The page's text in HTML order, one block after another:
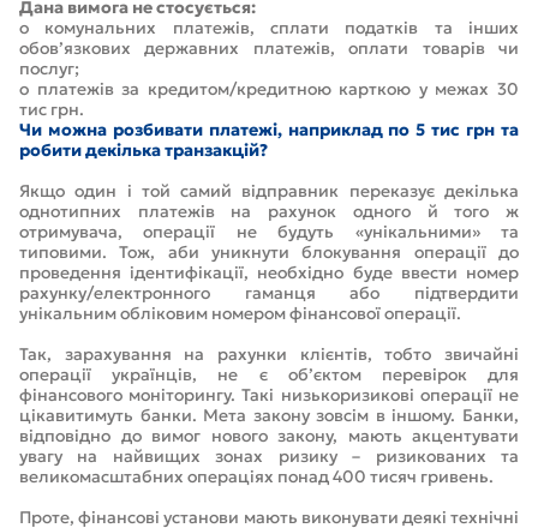
Дана вимога не стосується:
o комунальних платежів, сплати податків та інших
обов’язкових державних платежів, оплати товарів чи
послуг;
o платежів за кредитом/кредитною карткою у межах 30
тис грн.
Чи можна розбивати платежі, наприклад по 5 тис грн та
робити декілька транзакцій?
Якщо один і той самий відправник переказує декілька
однотипних платежів на рахунок одного й того ж
отримувача, операції не будуть «унікальними» та
типовими. Тож, аби уникнути блокування операції до
проведення ідентифікації, необхідно буде ввести номер
рахунку/електронного гаманця або підтвердити
унікальним обліковим номером фінансової операції.
Так, зарахування на рахунки клієнтів, тобто звичайні
операції українців, не є об’єктом перевірок для
фінансового моніторингу. Такі низькоризикові операції не
цікавитимуть банки. Мета закону зовсім в іншому. Банки,
відповідно до вимог нового закону, мають акцентувати
увагу на найвищих зонах ризику – ризикованих та
великомасштабних операціях понад 400 тисяч гривень.
Проте, фінансові установи мають виконувати деякі технічні